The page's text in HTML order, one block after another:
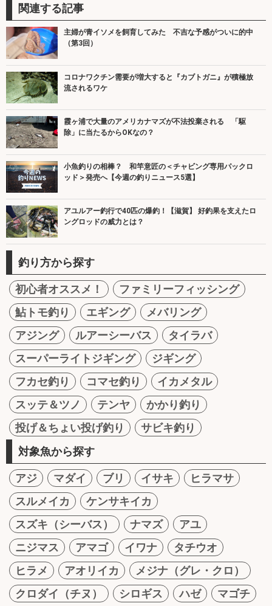
関連する記事
主婦が青イソメを飼育してみた 不吉な予感がついに的中
（第3回）
コロナワクチン需要が増大すると『カブトガニ』が積極放
流されるワケ
霞ヶ浦で大量のアメリカナマズが不法投棄される 「駆
除」に当たるからOKなの？
小魚釣りの相棒？ 和竿意匠の＜チャビング専用パックロ
ッド＞発売へ【今週の釣りニュース5選】
アユルアー釣行で40匹の爆釣！【滋賀】 好釣果を支えたロ
ングロッドの威力とは？
釣り方から探す
初心者オススメ！
ファミリーフィッシング
鮎トモ釣り
エギング
メバリング
アジング
ルアーシーバス
タイラバ
スーパーライトジギング
ジギング
フカセ釣り
コマセ釣り
イカメタル
スッテ＆ツノ
テンヤ
かかり釣り
投げ＆ちょい投げ釣り
サビキ釣り
対象魚から探す
アジ マダイ ブリ イサキ
ヒラマサ
スルメイカ
ケンサキイカ
スズキ（シーバス）
ナマズ
アユ
ニジマス
アマゴ イワナ
タチウオ
ヒラメ
アオリイカ
メジナ（グレ・クロ）
クロダイ（チヌ）
シロギス ハゼ
マゴチ